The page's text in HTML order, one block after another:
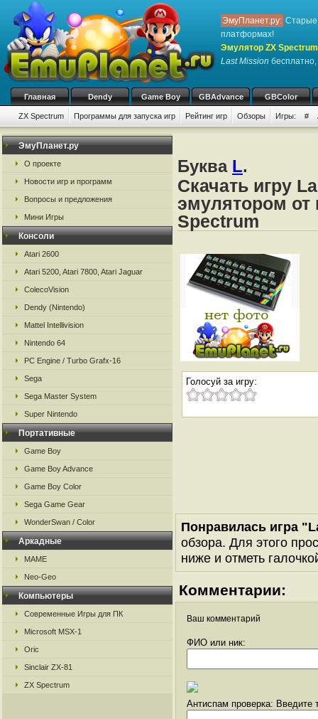
ЭмуПланет.ру: Старые
платформах!
Эмулятор ZX
Last Mission бесплатно,
Главная Dendy Game Boy GBAdvance GBColor
ZX Spectrum Программы для запуска игр Рейтинг игр Обзоры Игры: #
ЭмуПланет.ру
О проекте
Новости игр и программ
Вопросы и предложения
Мини Игры
Консоли
Atari 2600
Atari 5200, Atari 7800, Atari Jaguar
ColecoVision
Dendy (Nintendo)
Mattel Intellivision
Nintendo 64
PC Engine / Turbo Grafx-16
Sega
Sega Master System
Super Nintendo
Портативные
Game Boy
Game Boy Advance
Game Boy Color
Sega Game Gear
WonderSwan / Color
Аркадные
MAME
Neo-Geo
Компьютеры
Современные Игры для ПК
Microsoft MSX-1
Oric
Sinclair ZX-81
ZX Spectrum
Буква L.
Скачать игру
эмулятором от
Spectrum
Голосуй за игру:
Понравилась игра
обзора. Для этого
ниже и отметь
Комментарии:
Ваш комментарий
ФИО или ник:
Антиспам проверка: Введите